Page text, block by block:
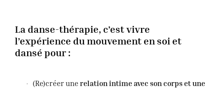
La danse-thérapie, c’est vivre
l’expérience du mouvement en soi et
dansé pour :
· (Re)créer une relation intime avec son corps et une